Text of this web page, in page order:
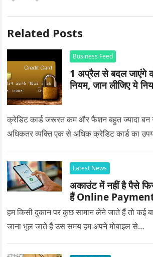
Related Posts
Business Feed
1 अप्रैल से बदल जाएंगे
नियम, जान लीजिए ये
क्रेडिट कार्ड जरूरत कम और फैशन बहुत ज्यादा
अधिकतर व्यक्ति एक से अधिक क्रेडिट कार्ड का
Latest News
अकाउंट में नहीं है पैसे
हैं Online
हम किसी दुकान पर कुछ सामान लेने जाते हैं तो कई
जाना भूल जाते हैं उस समय हम अपने मोबाइल से…